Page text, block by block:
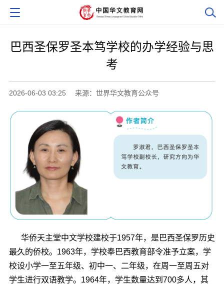
巴西圣保罗圣本笃学校的办学经验与思
考
2026-06-03 03:25 来源：世界华文教育公众号
华侨天主堂中文学校建校于1957年，是巴西圣保罗历史
最久的侨校。1963年，学校奉巴西教育部令准予立案，学
校设小学一至五年级、初中一、二年级，在周一至周五对
学生进行双语教学。1964年，学生数量达到700多人，其